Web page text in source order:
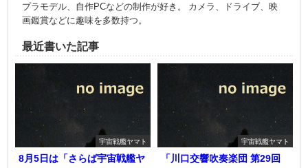
プラモデル、自作PCなどの制作が好き。 カメラ、ドライブ、映
画鑑賞などに趣味を多数持つ。
最近書いた記事
宇宙戦艦ヤマト
8月5日は「さらば宇宙戦艦ヤ
宇宙戦艦ヤマト
「川口交響吹奏楽団 第29回